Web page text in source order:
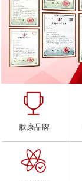
肤康品牌